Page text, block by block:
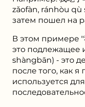
zǎofàn, ránhòu qù
затем пошел на
В этом примере "
это подлежащее
shàngbān) - это
после того, как я
используется